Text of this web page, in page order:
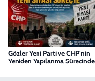
Gözler Yeni Parti ve CHP'nin
Yeniden Yapılanma Sürecinde